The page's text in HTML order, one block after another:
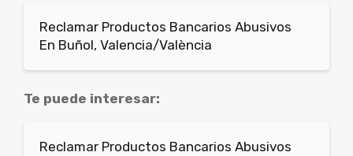
Reclamar Productos Bancarios Abusivos
En Buñol, Valencia/València
Te puede interesar:
Reclamar Productos Bancarios Abusivos